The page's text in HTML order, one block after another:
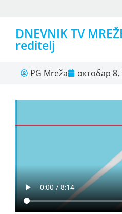
DNEVNIK TV
reditelj
PG Mreža октобар 8,